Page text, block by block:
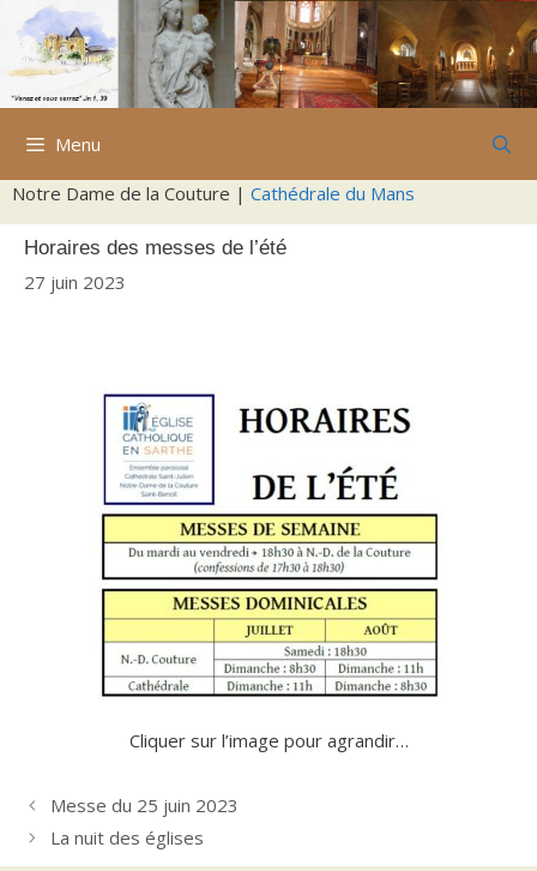
Aller
contenu
Menu
Notre Dame de la Couture | Cathédrale du Mans
Horaires des messes de l’été
27 juin 2023
Cliquer sur l’image pour agrandir…
Messe du 25 juin 2023
La nuit des églises